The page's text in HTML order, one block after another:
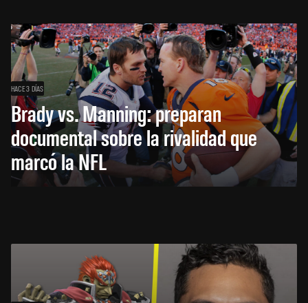
HACE 3 DÍAS
Brady vs. Manning: preparan
documental sobre la rivalidad que
marcó la NFL